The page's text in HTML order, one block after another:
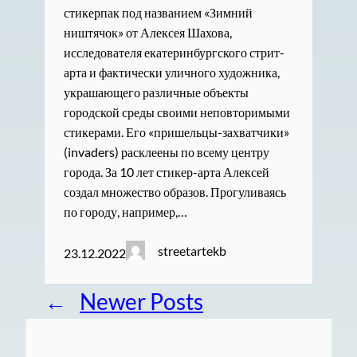
стикерпак под названием «Зимний
ништячок» от Алексея Шахова,
исследователя екатеринбургского стрит-
арта и фактически уличного художника,
украшающего различные объекты
городской среды своими неповторимыми
стикерами. Его «пришельцы-захватчики»
(invaders) расклеены по всему центру
города. За 10 лет стикер-арта Алексей
создал множество образов. Прогуливаясь
по городу, например,…
23.12.2022 streetartekb
← Newer Posts